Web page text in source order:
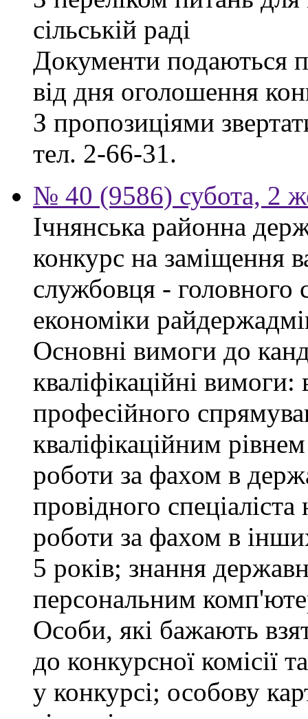
сільській раді
Документи подаються
від дня оголошення
З пропозиціями
тел. 2-66-31.
№ 40 (9586) субота, 2
Ічнянська районна
конкурс на заміщення
службовця - головного
економіки
Основні вимоги до
кваліфікаційні
професійного
кваліфікаційним
роботи за фахом в
провідного
роботи за фахом в
5 років; знання
персональним
Особи, які бажають
до конкурсної комісії
у конкурсі; особову